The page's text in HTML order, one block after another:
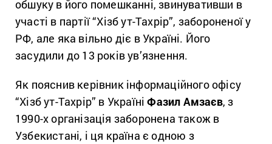
обшуку в його помешканні, звинувативши в
участі в партії “Хізб ут-Тахрір”, забороненої у
РФ, але яка вільно діє в Україні. Його
засудили до 13 років ув’язнення.
Як пояснив керівник інформаційного офісу
“Хізб ут-Тахрір” в УкраїніФазил Амзаєв, з
1990-х організація заборонена також в
Узбекистані, і ця країна є одною з